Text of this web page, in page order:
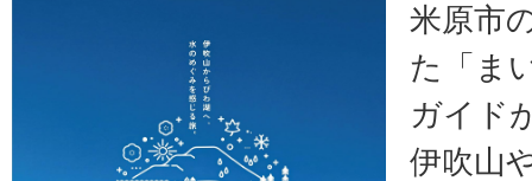
米原市
た「ま
ガイド
伊吹山